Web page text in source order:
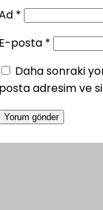
*
posta *
Daha sonraki
adresim ve